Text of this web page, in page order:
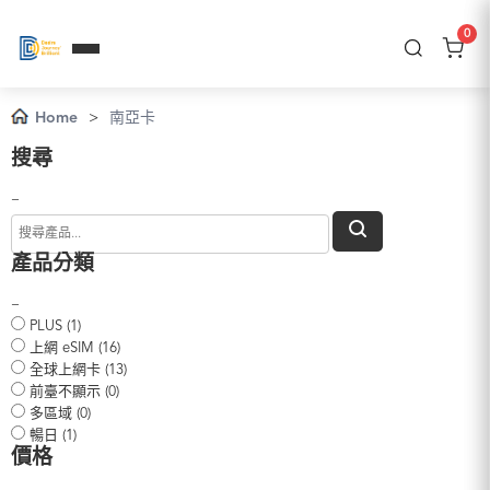
0
Home > 南亞卡
搜尋
−
產品分類
−
PLUS (1)
上網 eSIM (16)
全球上網卡 (13)
前臺不顯示 (0)
多區域 (0)
暢日 (1)
價格